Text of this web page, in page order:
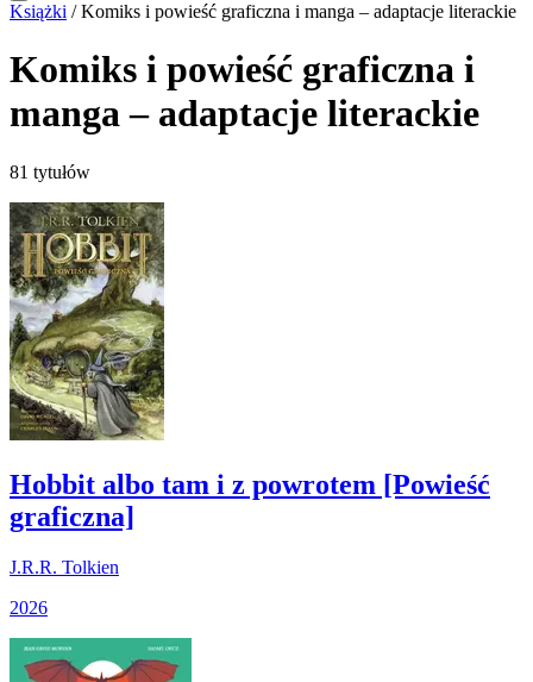
Książki / Komiks i powieść graficzna i manga – adaptacje literackie
Komiks i powieść graficzna i
manga – adaptacje literackie
81 tytułów
Hobbit albo tam i z powrotem [Powieść
graficzna]
J.R.R. Tolkien
2026